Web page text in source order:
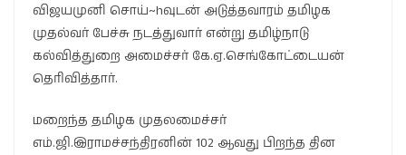
விஜயமுனி சொய்~hவுடன் அடுத்தவாரம் தமிழக
முதல்வர் பேச்சு நடத்துவார் என்று தமிழ்நாடு
கல்வித்துறை அமைச்சர் கே.ஏ.செங்கோட்டையன்
தெரிவித்தார்.
மறைந்த தமிழக முதலமைச்சர்
எம்.ஜி.இராமச்சந்திரனின் 102 ஆவது பிறந்த தின